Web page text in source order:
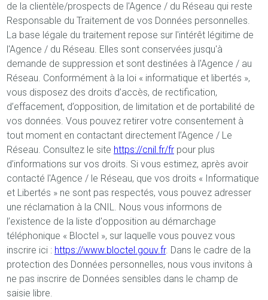
de la clientèle/prospects de l'Agence / du Réseau qui reste
Responsable du Traitement de vos Données personnelles.
La base légale du traitement repose sur l'intérêt légitime de
l'Agence / du Réseau. Elles sont conservées jusqu'à
demande de suppression et sont destinées à l'Agence / au
Réseau. Conformément à la loi « informatique et libertés »,
vous disposez des droits d’accès, de rectification,
d’effacement, d’opposition, de limitation et de portabilité de
vos données. Vous pouvez retirer votre consentement à
tout moment en contactant directement l’Agence / Le
Réseau. Consultez le site https://cnil.fr/fr pour plus
d’informations sur vos droits. Si vous estimez, après avoir
contacté l'Agence / le Réseau, que vos droits « Informatique
et Libertés » ne sont pas respectés, vous pouvez adresser
une réclamation à la CNIL. Nous vous informons de
l’existence de la liste d'opposition au démarchage
téléphonique « Bloctel », sur laquelle vous pouvez vous
inscrire ici : https://www.bloctel.gouv.fr. Dans le cadre de la
protection des Données personnelles, nous vous invitons à
ne pas inscrire de Données sensibles dans le champ de
saisie libre.